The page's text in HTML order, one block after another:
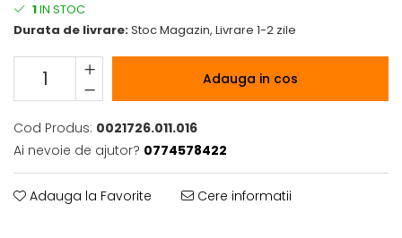
Transmisie
1IN STOC
Durata de livrare:Stoc Magazin, Livrare 1-2 zile
Adauga in cos
Cod Produs: 0021726.011.016
Ai nevoie de ajutor? 0774578422
Adauga la Favorite Cere informatii